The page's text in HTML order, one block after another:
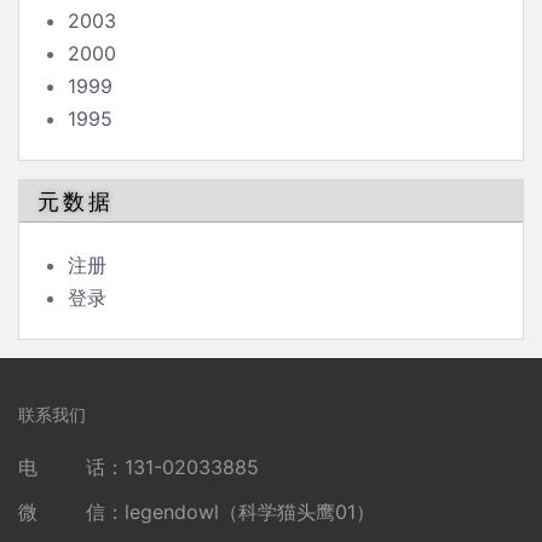
2003
2000
1999
1995
元数据
注册
登录
联系我们
电 话：131-02033885
微 信：legendowl（科学猫头鹰01）